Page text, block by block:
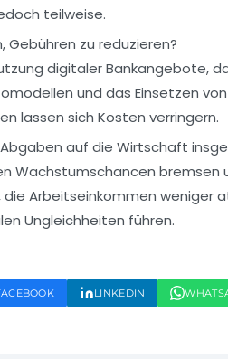
teilweise.
Gebühren zu reduzieren?
digitaler Bankangebote,
und das Einsetzen von
lassen sich Kosten verringern.
auf die Wirtschaft
Wachstumschancen bremsen
die Arbeitseinkommen weniger
Ungleichheiten führen.
LINKEDIN